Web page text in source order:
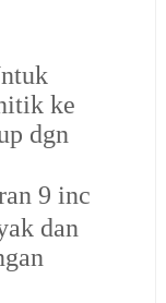
ke
dgn
9 inc
dan